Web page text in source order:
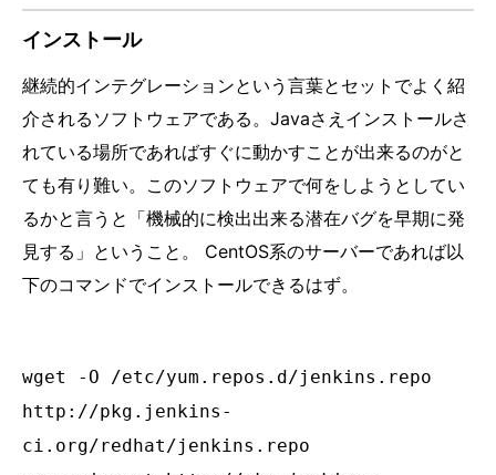
インストール
継続的インテグレーションという言葉とセットでよく紹
介されるソフトウェアである。Javaさえインストールさ
れている場所であればすぐに動かすことが出来るのがと
ても有り難い。このソフトウェアで何をしようとしてい
るかと言うと「機械的に検出出来る潜在バグを早期に発
見する」ということ。 CentOS系のサーバーであれば以
下のコマンドでインストールできるはず。
wget -O /etc/yum.repos.d/jenkins.repo
http://pkg.jenkins-
ci.org/redhat/jenkins.repo